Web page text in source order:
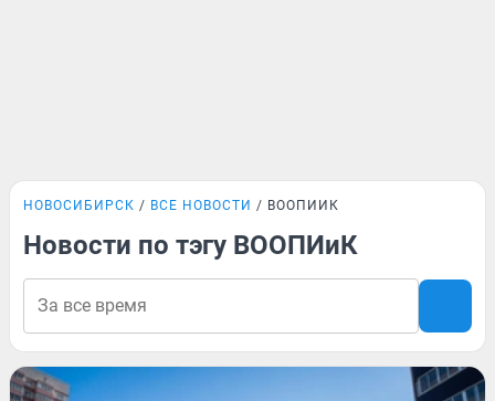
НОВОСИБИРСК ВСЕ НОВОСТИ ВООПИИК
Новости по тэгу ВООПИиК